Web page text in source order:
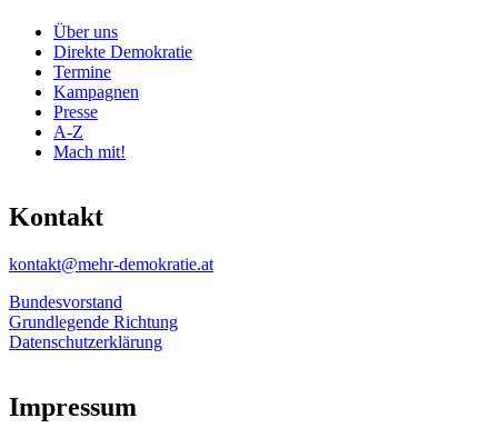
Über uns
Direkte Demokratie
Termine
Kampagnen
Presse
A-Z
Mach mit!
Kontakt
kontakt@mehr-demokratie.at
Bundesvorstand
Grundlegende Richtung
Datenschutzerklärung
Impressum